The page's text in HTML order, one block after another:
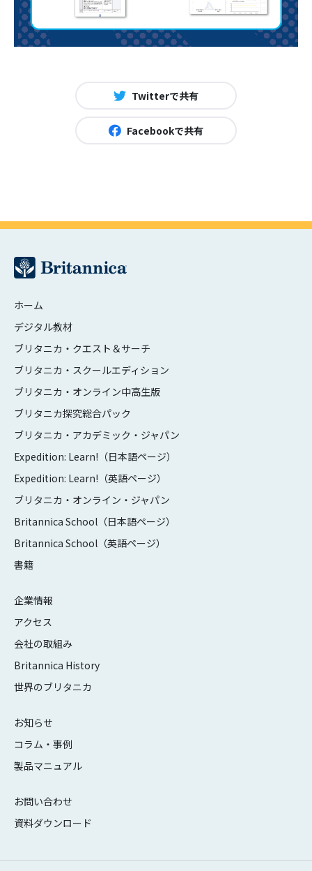
Twitterで共有
Facebookで共有
ホーム
デジタル教材
ブリタニカ・クエスト＆サーチ
ブリタニカ・スクールエディション
ブリタニカ・オンライン中高生版
ブリタニカ探究総合パック
ブリタニカ・アカデミック・ジャパン
Expedition: Learn!（日本語ページ）
Expedition: Learn!（英語ページ）
ブリタニカ・オンライン・ジャパン
Britannica School（日本語ページ）
Britannica School（英語ページ）
書籍
企業情報
アクセス
会社の取組み
Britannica History
世界のブリタニカ
お知らせ
コラム・事例
製品マニュアル
お問い合わせ
資料ダウンロード